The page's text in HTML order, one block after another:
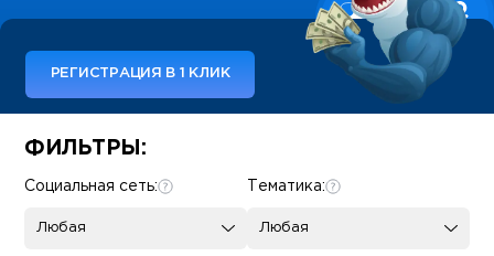
РЕГИСТРАЦИЯ В 1 КЛИК
Some SEO Title
ФИЛЬТРЫ:
Тематика:
Любая
Социальная сеть:
Любая